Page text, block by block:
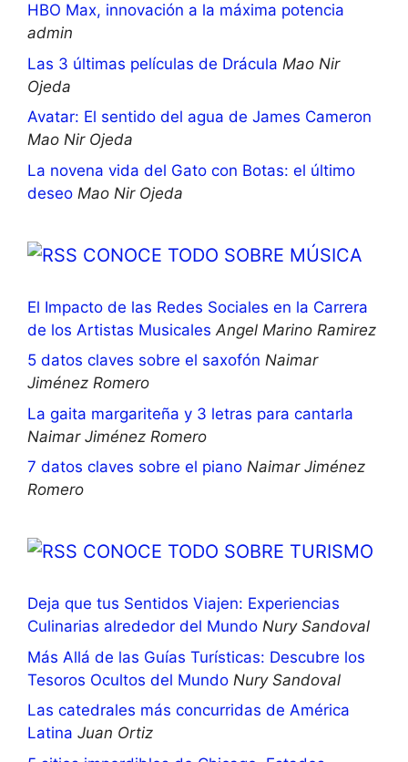
HBO Max, innovación a la máxima potencia
admin
Las 3 últimas películas de Drácula Mao Nir
Ojeda
Avatar: El sentido del agua de James Cameron
Mao Nir Ojeda
La novena vida del Gato con Botas: el último
deseo Mao Nir Ojeda
CONOCE TODO SOBRE MÚSICA
El Impacto de las Redes Sociales en la Carrera
de los Artistas Musicales Angel Marino Ramirez
5 datos claves sobre el saxofón Naimar
Jiménez Romero
La gaita margariteña y 3 letras para cantarla
Naimar Jiménez Romero
7 datos claves sobre el piano Naimar Jiménez
Romero
CONOCE TODO SOBRE TURISMO
Deja que tus Sentidos Viajen: Experiencias
Culinarias alrededor del Mundo Nury Sandoval
Más Allá de las Guías Turísticas: Descubre los
Tesoros Ocultos del Mundo Nury Sandoval
Las catedrales más concurridas de América
Latina Juan Ortiz